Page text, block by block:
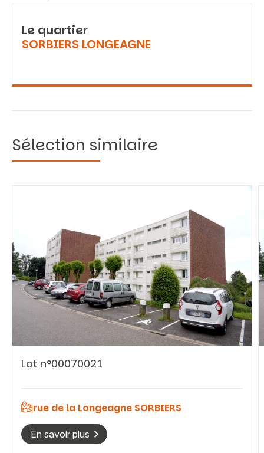
Vous recherchez&nbsp;:
Le quartier
SORBIERS LONGEAGNE
Sélection similaire
Lot n°00070021
rue de la Longeagne SORBIERS
En savoir plus